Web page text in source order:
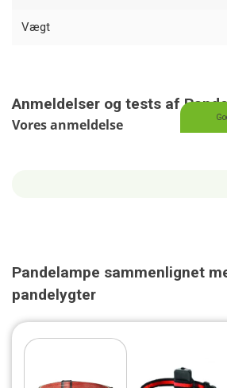
Vægt
Anmeldelser og tests af
Vores anmeldelse
Pandelampe sammenlignet
pandelygter